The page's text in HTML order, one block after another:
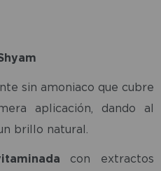
sin amoniaco que cubre
aplicación, dando al
brillo natural.
con extractos